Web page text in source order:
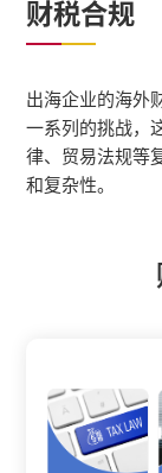
财税合规
出海企业的海外
一系列的挑战，
律、贸易法规等
和复杂性。